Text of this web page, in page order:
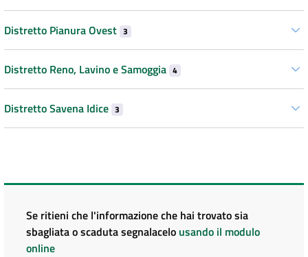
Distretto Pianura Ovest 3
Distretto Reno, Lavino e Samoggia 4
Distretto Savena Idice 3
Se ritieni che l'informazione che hai trovato sia
sbagliata o scaduta segnalacelo usando il modulo
online